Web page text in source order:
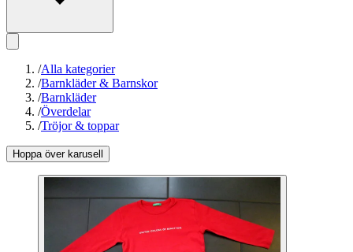
/Alla kategorier
/Barnkläder & Barnskor
/Barnkläder
/Överdelar
/Tröjor & toppar
Hoppa över karusell